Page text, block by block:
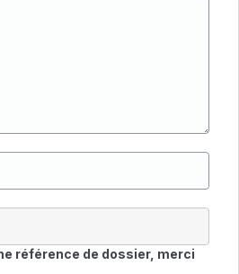
référence de dossier, merci